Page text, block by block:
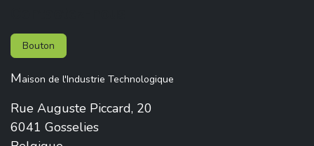
Bouton
Maison de l'Industrie Technologique
Rue Auguste Piccard, 20
6041 Gosselies